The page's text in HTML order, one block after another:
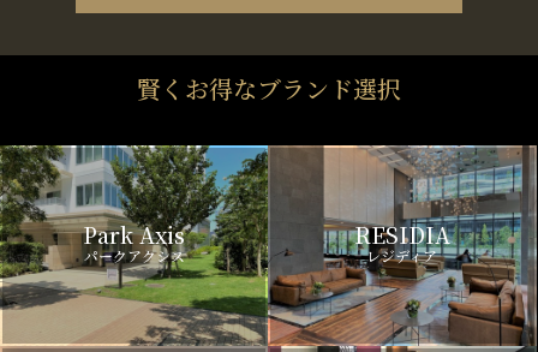
賢くお得なブランド選択
Park Axis
パークアクシス
RESIDIA
レジディア